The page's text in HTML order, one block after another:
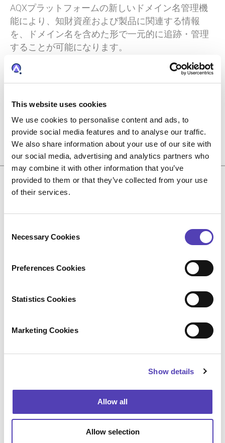
This website uses cookies
We use cookies to personalise content and ads, to
provide social media features and to analyse our traffic.
We also share information about your use of our site with
our social media, advertising and analytics partners who
may combine it with other information that you’ve
provided to them or that they’ve collected from your use
of their services.
Necessary Cookies
Preferences Cookies
Statistics Cookies
Marketing Cookies
Show details
Allow all
Allow selection
AQXプラットフォームの新しいドメイン名管理機
能により、知財資産および製品に関連する情報
を、ドメイン名を含めた形で一元的に追跡・管理
することが可能になります。
40種類のフィールドを含むモジュールでドメ
イン名管理を行います。ドメイン名の詳細、
ざまな情報を管理できます。
知財および製品データと共にドメイン名情報
を追跡し、ポートフォリオの全体像を把握
製品と資産のドメイン名の数を最適化
組織のイノベーションパイプ
ラインの透明性を確保
新たな強化機能により、研究開発チームと知財チ
ームがアイデアをさらに効果的に把握したり、知
財保護を念頭においたチーム間のコラボレーショ
発明の進捗状況を特許ファミリーデータと共
研究開発マネージャー、コンサルタント、